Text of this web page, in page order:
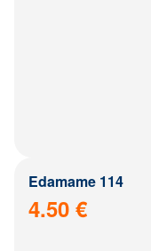
Edamame 114
4.50 €